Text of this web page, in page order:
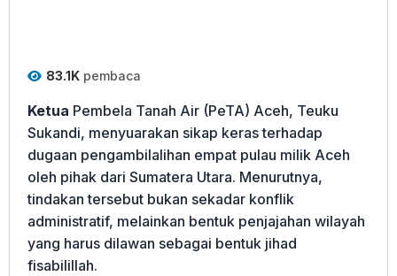
83.1K pembaca
Ketua Pembela Tanah Air (PeTA) Aceh, Teuku
Sukandi, menyuarakan sikap keras terhadap
dugaan pengambilalihan empat pulau milik Aceh
oleh pihak dari Sumatera Utara. Menurutnya,
tindakan tersebut bukan sekadar konflik
administratif, melainkan bentuk penjajahan wilayah
yang harus dilawan sebagai bentuk jihad
fisabilillah.